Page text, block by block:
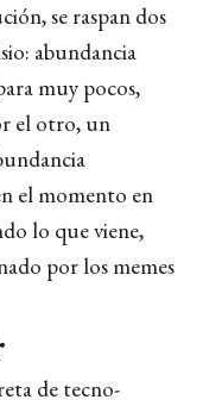
se raspan dos
abundancia
muy pocos,
el otro, un
el momento en
lo que viene,
por los memes
de tecno-